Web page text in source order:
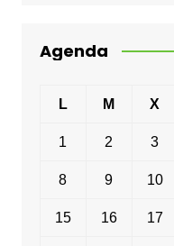
Agenda
L M X
1 2 3
8 9 10
15 16 17